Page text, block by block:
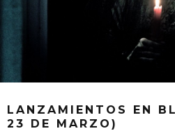
LANZAMIENTOS EN
23 DE MARZO)